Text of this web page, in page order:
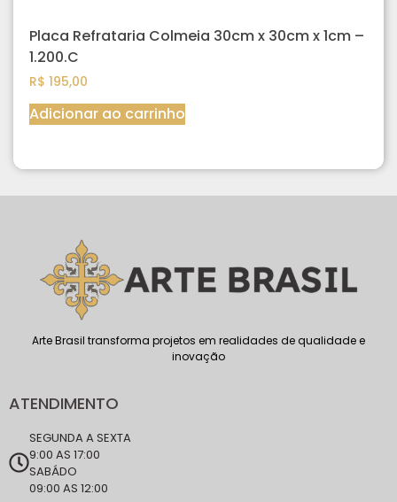
Placa Refrataria Colmeia 30cm x 30cm x 1cm –
1.200.C
R$ 195,00
Adicionar ao carrinho
Arte Brasil transforma projetos em realidades de qualidade e
inovação
ATENDIMENTO
SEGUNDA A SEXTA
9:00 AS 17:00
SABÁDO
09:00 AS 12:00